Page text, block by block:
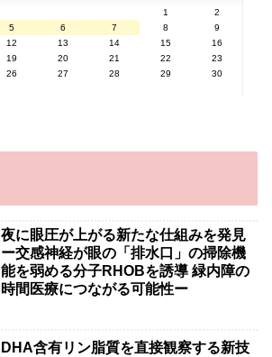
1
2
5 6 7 8
9
12 13 14 15
16
19 20 21 22
23
26 27 28 29
30
夜に眼圧が上がる新たな仕組みを発見
ー交感神経が眼の「排水口」の掃除機
能を弱める分子RHOBを誘導 緑内障の
時間医療につながる可能性ー
DHA含有リン脂質を直接観察する新技